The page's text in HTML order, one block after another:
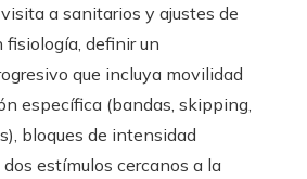
a sanitarios y ajustes de
fisiología, definir un
que incluya movilidad
específica (bandas, skipping,
bloques de intensidad
estímulos cercanos a la